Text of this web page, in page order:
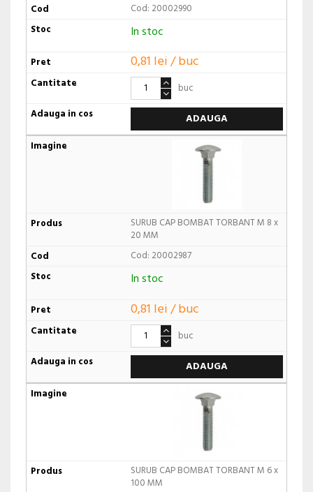
Cod: 20002990
In stoc
0,81 lei / buc
buc
ADAUGA
SURUB CAP BOMBAT TORBANT M 8 x
20 MM
Cod: 20002987
In stoc
0,81 lei / buc
buc
ADAUGA
SURUB CAP BOMBAT TORBANT M 6 x
100 MM